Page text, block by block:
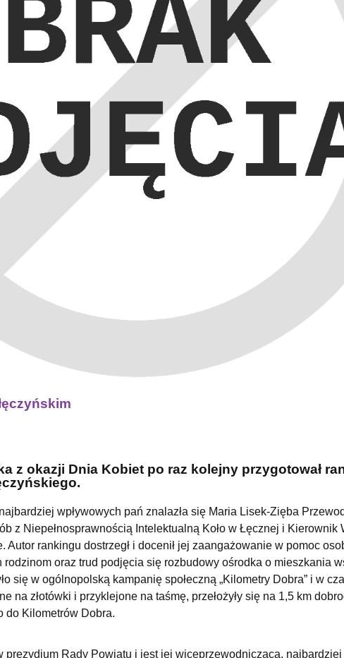
z okazji Dnia Kobiet po raz kolejny przygotował
wpływowych pań znalazła się Maria Lisek-Zięba
z Niepełnosprawnością Intelektualną Koło w Łęcznej i Kierownik
rankingu dostrzegł i docenił jej zaangażowanie w pomoc
oraz trud podjęcia się rozbudowy ośrodka o mieszkania
się w ogólnopolską kampanię społeczną „Kilometry Dobra” i w
na złotówki i przyklejone na taśmę, przełożyły się na 1,5 km
do Kilometrów Dobra.
prezydium Rady Powiatu i jest jej wiceprzewodniczącą, najbardziej